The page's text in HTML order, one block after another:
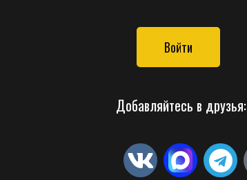
Войти
Добавляйтесь в друзья: